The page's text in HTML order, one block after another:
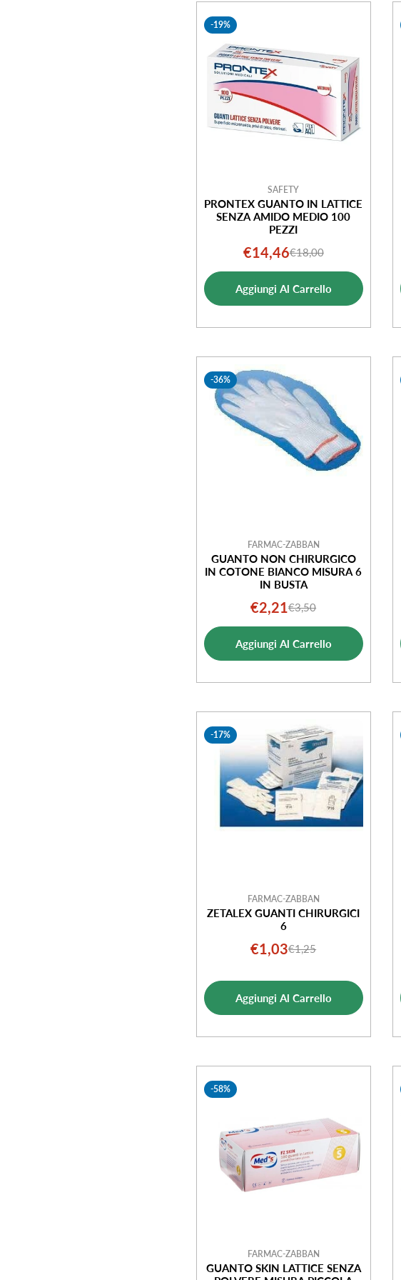
-19%
SAFETY
PRONTEX GUANTO IN LATTICE
SENZA AMIDO MEDIO 100
PEZZI
Prezzo
di
vendita
€14,46Prezzo
normale
€18,00
Aggiungi Al Carrello
-36%
FARMAC-ZABBAN
GUANTO NON CHIRURGICO
IN COTONE BIANCO MISURA 6
IN BUSTA
Prezzo
di
vendita
€2,21Prezzo
normale
€3,50
Aggiungi Al Carrello
-17%
FARMAC-ZABBAN
ZETALEX GUANTI CHIRURGICI
6
Prezzo
vendita
€1,03Prezzo
€1,25
Aggiungi Al Carrello
-58%
FARMAC-ZABBAN
GUANTO SKIN LATTICE SENZA